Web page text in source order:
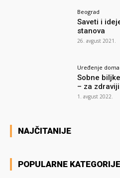
Beograd
Saveti i
stanova
26. avgust 2021.
Uređenje doma
Sobne
– za
1. avgust 2022.
NAJČITANIJE
POPULARNE KATEGORIJE